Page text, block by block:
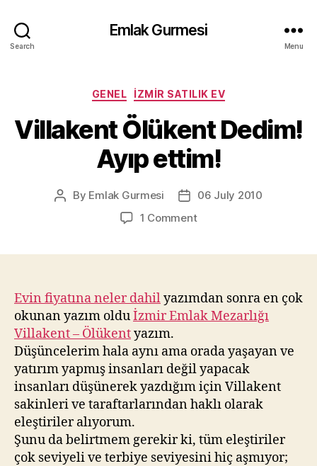
Search
Emlak Gurmesi
Menu
Categories
GENEL İZMIR SATILIK EV
Villakent Ölükent Dedim!
Ayıp ettim!
Post
By Emlak Gurmesi
Post06 July 2010
1 Commenton
ettim!
Evin fiyatına neler dahilyazımdan sonra en çok
okunan yazım olduİzmir Emlak Mezarlığı
Villakent – Ölükentyazım.
Düşüncelerim hala aynı ama orada yaşayan ve
yatırım yapmış insanları değil yapacak
insanları düşünerek yazdığım için Villakent
sakinleri ve taraftarlarından haklı olarak
eleştiriler alıyorum.
Şunu da belirtmem gerekir ki, tüm eleştiriler
çok seviyeli ve terbiye seviyesini hiç aşmıyor;